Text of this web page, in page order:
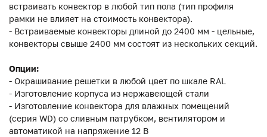
встраивать конвектор в любой тип пола (тип профиля
рамки не влияет на стоимость конвектора).
- Встраиваемые конвекторы длиной до 2400 мм - цельные,
конвекторы свыше 2400 мм состоят из нескольких секций.
Опции:
- Окрашивание решетки в любой цвет по шкале RAL
- Изготовление корпуса из нержавеющей стали
- Изготовление конвектора для влажных помещений
(серия WD) со сливным патрубком, вентилятором и
автоматикой на напряжение 12 В